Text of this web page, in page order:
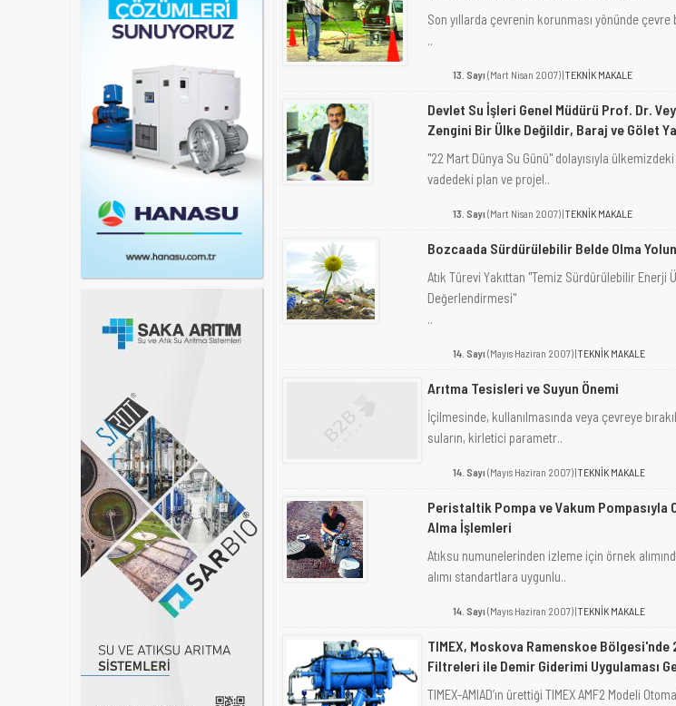
Son yıllarda çevrenin korunması yönünde çevre
..
13. Sayı (Mart Nisan 2007) |TEKNİK MAKALE
Devlet Su İşleri Genel Müdürü Prof. Dr.
Zengini Bir Ülke Değildir, Baraj ve Gölet
"22 Mart Dünya Su Günü" dolayısıyla
vadedeki plan ve projel..
13. Sayı (Mart Nisan 2007) |TEKNİK MAKALE
Bozcaada Sürdürülebilir Belde Olma
Atık Türevi Yakıttan "Temiz Sürdürülebilir Enerji
Değerlendirmesi"
..
14. Sayı (Mayıs Haziran 2007) |TEKNİK MAKALE
Arıtma Tesisleri ve Suyun Önemi
İçilmesinde, kullanılmasında veya çevreye
suların, kirletici parametr..
14. Sayı (Mayıs Haziran 2007) |TEKNİK MAKALE
Peristaltik Pompa ve Vakum Pompasıyla
Alma İşlemleri
Atıksu numunelerinden izleme için örnek
alımı standartlara uygunlu..
14. Sayı (Mayıs Haziran 2007) |TEKNİK MAKALE
TIMEX, Moskova Ramenskoe
Filtreleri ile Demir Giderimi Uygulaması
TIMEX-AMIAD’ın ürettiği TIMEX AMF2 Modeli